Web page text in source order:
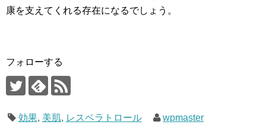
康を支えてくれる存在になるでしょう。
フォローする
効果, 美肌, レスベラトロール wpmaster